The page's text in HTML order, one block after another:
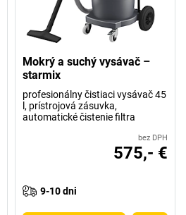
Mokrý a suchý vysávač –
starmix
profesionálny čistiaci vysávač 45
l, prístrojová zásuvka,
automatické čistenie filtra
bez DPH
575,- €
9-10 dni